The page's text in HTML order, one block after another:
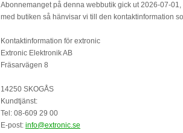
Abonnemanget på denna webbutik gick ut 2026-07-
med butiken så hänvisar vi till den kontaktinformation
Kontaktinformation för extronic
Extronic Elektronik AB
Fräsarvägen 8
14250 SKOGÅS
Kundtjänst:
Tel: 08-609 29 00
E-post: info@extronic.se